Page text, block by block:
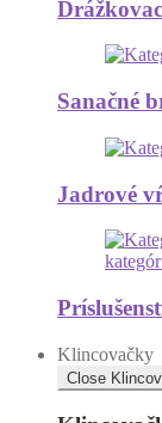
Sanačné
Jadrové
Klincovačky
Close